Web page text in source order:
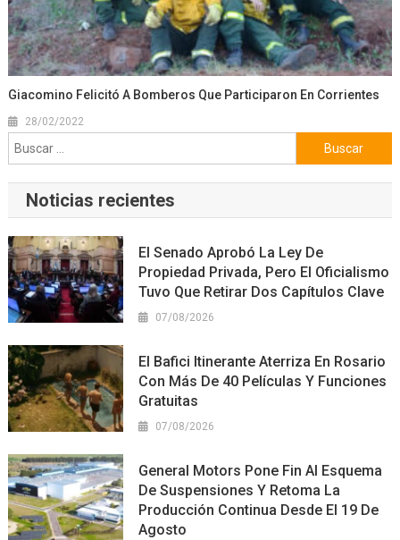
Giacomino Felicitó A Bomberos Que Participaron En Corrientes
28/02/2022
Buscar:
Noticias recientes
El Senado Aprobó La Ley De
Propiedad Privada, Pero El Oficialismo
Tuvo Que Retirar Dos Capítulos Clave
07/08/2026
El Bafici Itinerante Aterriza En Rosario
Con Más De 40 Películas Y Funciones
Gratuitas
07/08/2026
General Motors Pone Fin Al Esquema
De Suspensiones Y Retoma La
Producción Continua Desde El 19 De
Agosto